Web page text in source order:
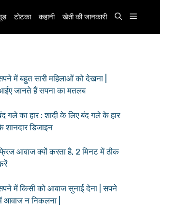
टोटका कहानी खेती की जानकारी
में बहुत सारी महिलाओं को देखना |
जानते हैं सपना का मतलब
गले का हार : शादी के लिए बंद गले के हार
शानदार डिजाइन
आवाज क्यों करता है, 2 मिनट में ठीक
में किसी को आवाज सुनाई देना | सपने
आवाज न निकलना |